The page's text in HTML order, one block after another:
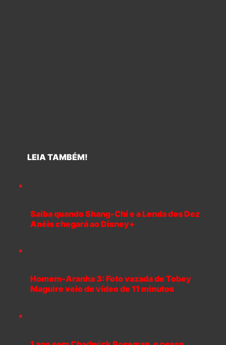
LEIA TAMBÉM!
Saiba quando Shang-Chi e a Lenda dos Dez
Anéis chegará ao Disney+
Homem-Aranha 3: Foto vazada de Tobey
Maguire veio de vídeo de 11 minutos